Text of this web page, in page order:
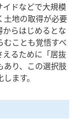
イドなどで大規模
土地の取得が必要
からはじめるとな
むことも覚悟すべ
えるために「居抜
あり、この選択肢
ます。